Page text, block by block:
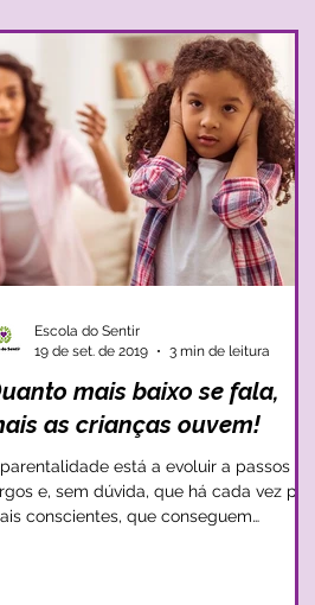
mais baixo se fala,
as crianças ouvem!
está a evoluir a passos
e, sem dúvida, que há cada vez pais
conscientes, que conseguem
Escola do Sentir
19 de set. de 2019
3 min de leitura